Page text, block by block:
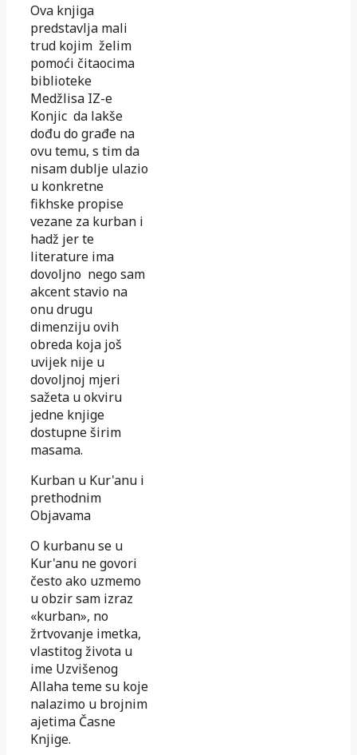
Ova knjiga
predstavlja mali
trud kojim želim
pomoći čitaocima
biblioteke
Medžlisa IZ-e
Konjic da lakše
dođu do građe na
ovu temu, s tim da
nisam dublje ulazio
u konkretne
fikhske propise
vezane za kurban i
hadž jer te
literature ima
dovoljno nego sam
akcent stavio na
onu drugu
dimenziju ovih
obreda koja još
uvijek nije u
dovoljnoj mjeri
sažeta u okviru
jedne knjige
dostupne širim
masama.
Kurban u Kur'anu i
prethodnim
Objavama
O kurbanu se u
Kur'anu ne govori
često ako uzmemo
u obzir sam izraz
«kurban», no
žrtvovanje imetka,
vlastitog života u
ime Uzvišenog
Allaha teme su koje
nalazimo u brojnim
ajetima Časne
Knjige.